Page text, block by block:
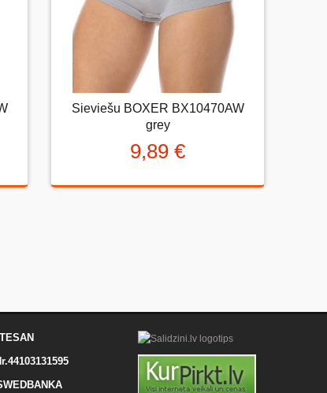
(teicami).
Uzrakstītu simbolu skaits:
Sieviešu BOXER BX10470AW
grey
9,89 €
Sieviešu BOXER BX10470AW
9,89 €